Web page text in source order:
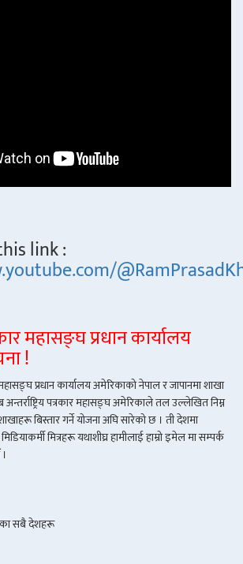
link :
महासङ्घ प्रधान कार्यालय
!
महासङ्घ प्रधान कार्यालय अमेरिकाको नेपाल र जापानमा शाखा
पत्रकार महासङ्घ अमेरिकाले तल उल्लेखित निम्न
बिस्तार गर्ने योजना अघि सारेको छ । ती देशमा
मित्रहरू यथाशीघ्र हामीलाई हाम्रो इमेल मा सम्पर्क
सबै देशहरू